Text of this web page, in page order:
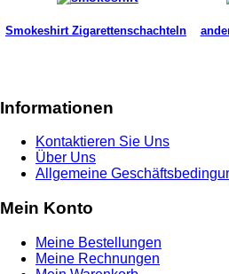
Smokeshirt Zigarettenschachteln
Informationen
Kontaktieren Sie Uns
Über Uns
Allgemeine
Mein Konto
Meine Bestellungen
Meine Rechnungen